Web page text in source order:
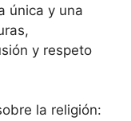
única y una
y respeto
la religión: